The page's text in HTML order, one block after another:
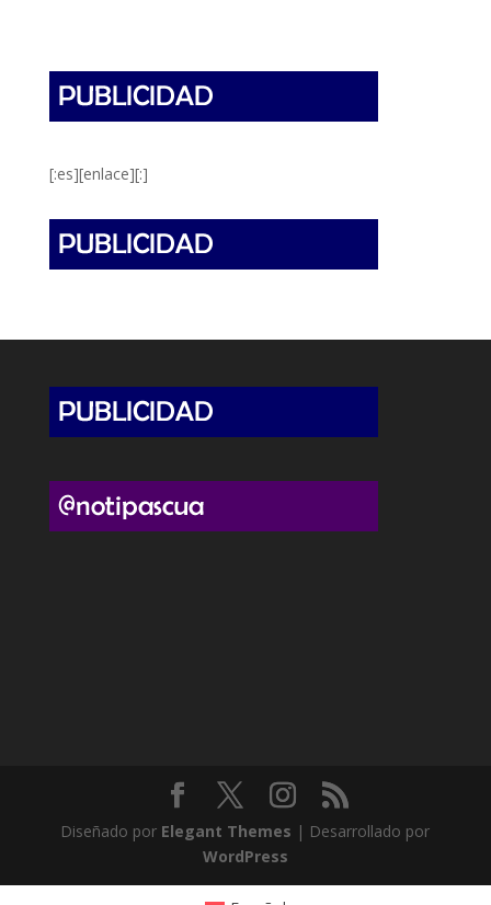
[:es][enlace][:]
Diseñado por Elegant Themes | Desarrollado por
WordPress